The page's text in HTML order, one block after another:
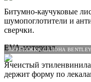
ПЕРЕТЯЖКА САЛОНА BENTLEY
Битумно-каучуковые
шумопоглотители и
сверчки.
EVA-материал
Ячеистый
держит форму по